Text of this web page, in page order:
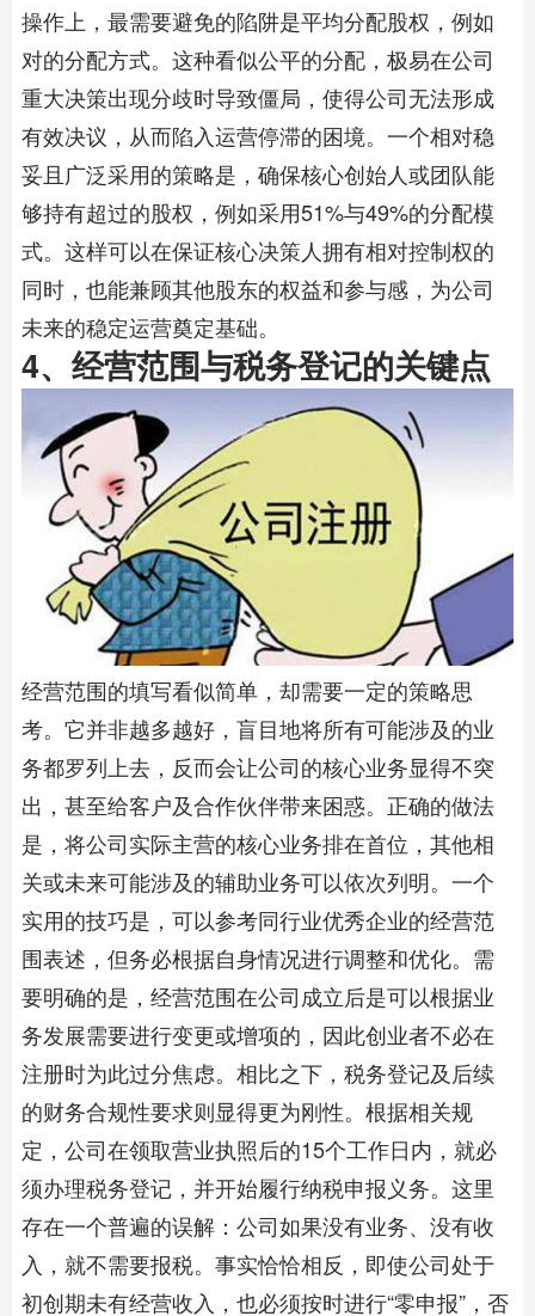
操作上，最需要避免的陷阱是平均分配股权，例如
对的分配方式。这种看似公平的分配，极易在公司
重大决策出现分歧时导致僵局，使得公司无法形成
有效决议，从而陷入运营停滞的困境。一个相对稳
妥且广泛采用的策略是，确保核心创始人或团队能
够持有超过的股权，例如采用51%与49%的分配模
式。这样可以在保证核心决策人拥有相对控制权的
同时，也能兼顾其他股东的权益和参与感，为公司
未来的稳定运营奠定基础。
4、经营范围与税务登记的关键点
经营范围的填写看似简单，却需要一定的策略思
考。它并非越多越好，盲目地将所有可能涉及的业
务都罗列上去，反而会让公司的核心业务显得不突
出，甚至给客户及合作伙伴带来困惑。正确的做法
是，将公司实际主营的核心业务排在首位，其他相
关或未来可能涉及的辅助业务可以依次列明。一个
实用的技巧是，可以参考同行业优秀企业的经营范
围表述，但务必根据自身情况进行调整和优化。需
要明确的是，经营范围在公司成立后是可以根据业
务发展需要进行变更或增项的，因此创业者不必在
注册时为此过分焦虑。相比之下，税务登记及后续
的财务合规性要求则显得更为刚性。根据相关规
定，公司在领取营业执照后的15个工作日内，就必
须办理税务登记，并开始履行纳税申报义务。这里
存在一个普遍的误解：公司如果没有业务、没有收
入，就不需要报税。事实恰恰相反，即使公司处于
初创期未有经营收入，也必须按时进行“零申报”，否